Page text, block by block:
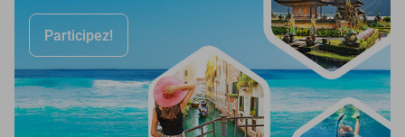
Participez!